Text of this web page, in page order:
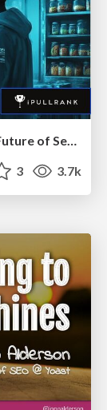
SEO in 2025: How to Prepare for the Future of Search
3 3.7k